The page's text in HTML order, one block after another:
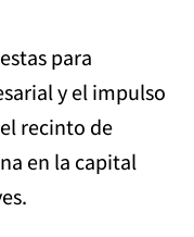
para
y el impulso
recinto de
en la capital